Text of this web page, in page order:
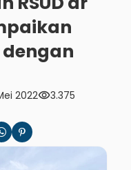
2022visibility3.375